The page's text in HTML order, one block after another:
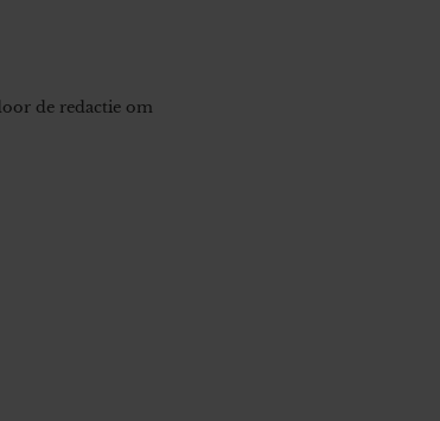
de redactie om